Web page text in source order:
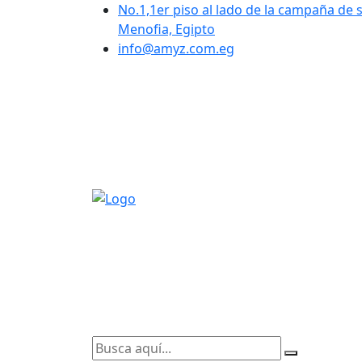
No.1,1er piso al lado de la campaña de
Menofia, Egipto
info@amyz.com.eg